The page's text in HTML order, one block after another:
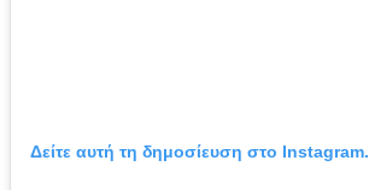
Δείτε αυτή τη δημοσίευση στο Instagram.